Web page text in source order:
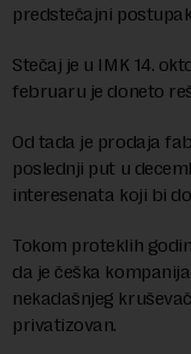
predstečajni
Stečaj je u IMK 14.
februaru je doneto
Od tada je prodaja
poslednji put u
interesenata koji bi
Tokom proteklih
da je češka
nekadašnjeg
privatizovan.